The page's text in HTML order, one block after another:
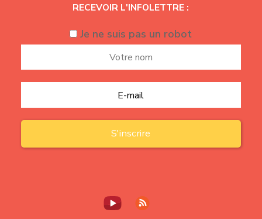
RECEVOIR L'INFOLETTRE :
Je ne suis pas un robot